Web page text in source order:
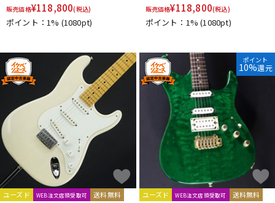
販売価格¥118,800(税込)
ポイント：1% (1080pt)
販売価格¥118,800(税込)
ポイント：1%(1080pt)
ユーズド WEB注文店頭受取可 送料無料
ポイント
10%還元
ユーズド WEB注文店頭受取可 送料無料